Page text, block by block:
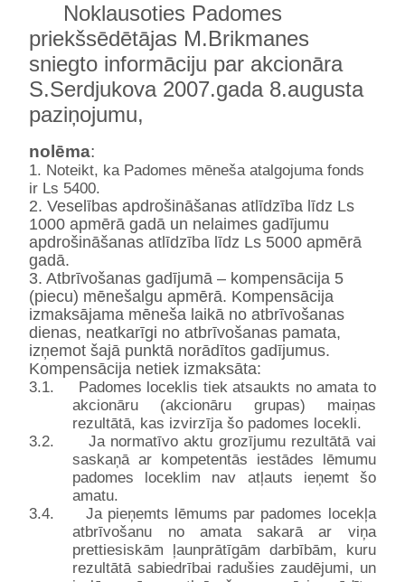
Noklausoties Padomes
priekšsēdētājas M.Brikmanes
sniegto informāciju par akcionāra
S.Serdjukova 2007.gada 8.augusta
paziņojumu,
nolēma:
1. Noteikt, ka Padomes mēneša atalgojuma fonds
ir Ls 5400.
2. Veselības apdrošināšanas atlīdzība līdz Ls
1000 apmērā gadā un nelaimes gadījumu
apdrošināšanas atlīdzība līdz Ls 5000 apmērā
gadā.
3. Atbrīvošanas gadījumā – kompensācija 5
(piecu) mēnešalgu apmērā. Kompensācija
izmaksājama mēneša laikā no atbrīvošanas
dienas, neatkarīgi no atbrīvošanas pamata,
izņemot šajā punktā norādītos gadījumus.
Kompensācija netiek izmaksāta:
3.1.
Padomes loceklis tiek atsaukts no amata to
akcionāru (akcionāru grupas) maiņas
rezultātā, kas izvirzīja šo padomes locekli.
3.2.
Ja normatīvo aktu grozījumu rezultātā vai
saskaņā ar kompetentās iestādes lēmumu
padomes loceklim nav atļauts ieņemt šo
amatu.
3.4.
Ja pieņemts lēmums par padomes locekļa
atbrīvošanu no amata sakarā ar viņa
prettiesiskām ļaunprātīgām darbībām, kuru
rezultātā sabiedrībai radušies zaudējumi, un